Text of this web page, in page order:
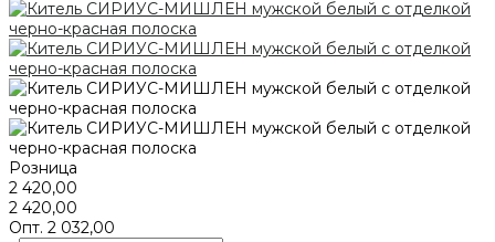
Розница
2 420,00
2 420,00
Опт. 2 032,00